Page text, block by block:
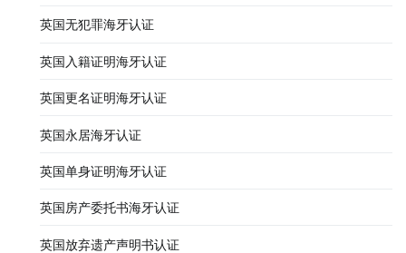
英国无犯罪海牙认证
英国入籍证明海牙认证
英国更名证明海牙认证
英国永居海牙认证
英国单身证明海牙认证
英国房产委托书海牙认证
英国放弃遗产声明书认证